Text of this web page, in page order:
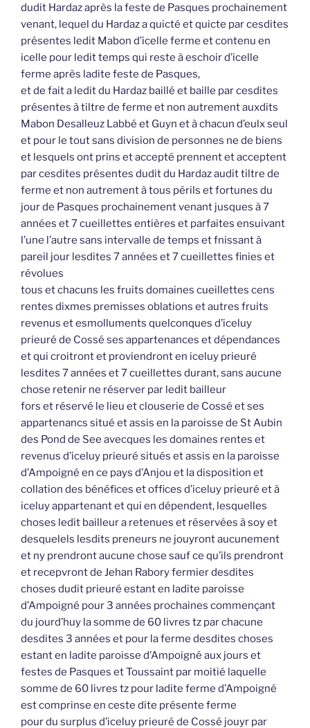
dudit Hardaz après la feste de Pasques prochainement
venant, lequel du Hardaz a quicté et quicte par cesdites
présentes ledit Mabon d’icelle ferme et contenu en
icelle pour ledit temps qui reste à eschoir d’icelle
ferme après ladite feste de Pasques,
et de fait a ledit du Hardaz baillé et baille par cesdites
présentes à tiltre de ferme et non autrement auxdits
Mabon Desalleuz Labbé et Guyn et à chacun d’eulx seul
et pour le tout sans division de personnes ne de biens
et lesquels ont prins et accepté prennent et acceptent
par cesdites présentes dudit du Hardaz audit tiltre de
ferme et non autrement à tous périls et fortunes du
jour de Pasques prochainement venant jusques à 7
années et 7 cueillettes entières et parfaites ensuivant
l’une l’autre sans intervalle de temps et fnissant à
pareil jour lesdites 7 années et 7 cueillettes finies et
révolues
tous et chacuns les fruits domaines cueillettes cens
rentes dixmes premisses oblations et autres fruits
revenus et esmolluments quelconques d’iceluy
prieuré de Cossé ses appartenances et dépendances
et qui croitront et proviendront en iceluy prieuré
lesdites 7 années et 7 cueillettes durant, sans aucune
chose retenir ne réserver par ledit bailleur
fors et réservé le lieu et clouserie de Cossé et ses
appartenancs situé et assis en la paroisse de St Aubin
des Pond de See avecques les domaines rentes et
revenus d’iceluy prieuré situés et assis en la paroisse
d’Ampoigné en ce pays d’Anjou et la disposition et
collation des bénéfices et offices d’iceluy prieuré et à
iceluy appartenant et qui en dépendent, lesquelles
choses ledit bailleur a retenues et réservées à soy et
desquelels lesdits preneurs ne jouyront aucunement
et ny prendront aucune chose sauf ce qu’ils prendront
et recepvront de Jehan Rabory fermier desdites
choses dudit prieuré estant en ladite paroisse
d’Ampoigné pour 3 années prochaines commençant
du jourd’huy la somme de 60 livres tz par chacune
desdites 3 années et pour la ferme desdites choses
estant en ladite paroisse d’Ampoigné aux jours et
festes de Pasques et Toussaint par moitié laquelle
somme de 60 livres tz pour ladite ferme d’Ampoigné
est comprinse en ceste dite présente ferme
pour du surplus d’iceluy prieuré de Cossé jouyr par